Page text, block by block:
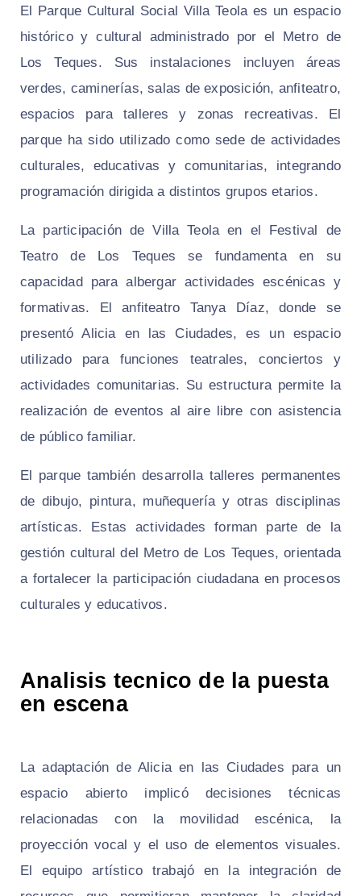
El Parque Cultural Social Villa Teola es un espacio
histórico y cultural administrado por el Metro de
Los Teques. Sus instalaciones incluyen áreas
verdes, caminerías, salas de exposición, anfiteatro,
espacios para talleres y zonas recreativas. El
parque ha sido utilizado como sede de actividades
culturales, educativas y comunitarias, integrando
programación dirigida a distintos grupos etarios.
La participación de Villa Teola en el Festival de
Teatro de Los Teques se fundamenta en su
capacidad para albergar actividades escénicas y
formativas. El anfiteatro Tanya Díaz, donde se
presentó Alicia en las Ciudades, es un espacio
utilizado para funciones teatrales, conciertos y
actividades comunitarias. Su estructura permite la
realización de eventos al aire libre con asistencia
de público familiar.
El parque también desarrolla talleres permanentes
de dibujo, pintura, muñequería y otras disciplinas
artísticas. Estas actividades forman parte de la
gestión cultural del Metro de Los Teques, orientada
a fortalecer la participación ciudadana en procesos
culturales y educativos.
Analisis tecnico de la puesta
en escena
La adaptación de Alicia en las Ciudades para un
espacio abierto implicó decisiones técnicas
relacionadas con la movilidad escénica, la
proyección vocal y el uso de elementos visuales.
El equipo artístico trabajó en la integración de